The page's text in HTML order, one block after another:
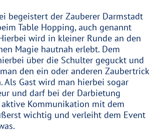
begeistert der Zauberer Darmstadt
Table Hopping, auch genannt
wird in kleiner Runde an den
Magie hautnah erlebt. Dem
über die Schulter geguckt und
den ein oder anderen Zaubertrick
Als Gast wird man hierbei sogar
und darf bei der Darbietung
aktive Kommunikation mit dem
wichtig und verleiht dem Event